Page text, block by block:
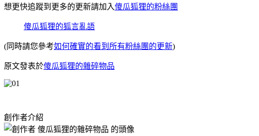
想更快追蹤到更多的更新請加入傻瓜狐狸的粉絲團
傻瓜狐狸的狐言亂語
(同時請您參考如何確實的看到所有粉絲團的更新)
原文發表於傻瓜狐狸的雜碎物品
創作者介紹